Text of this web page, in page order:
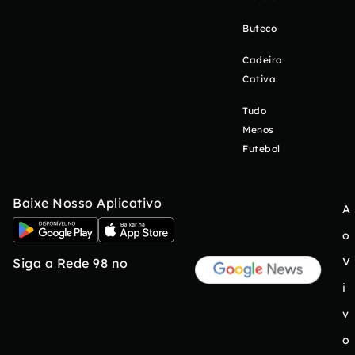
Buteco
Cadeira
Cativa
Tudo
Menos
Futebol
Baixe Nosso Aplicativo
Siga a Rede 98 no
A
o
V
i
v
o